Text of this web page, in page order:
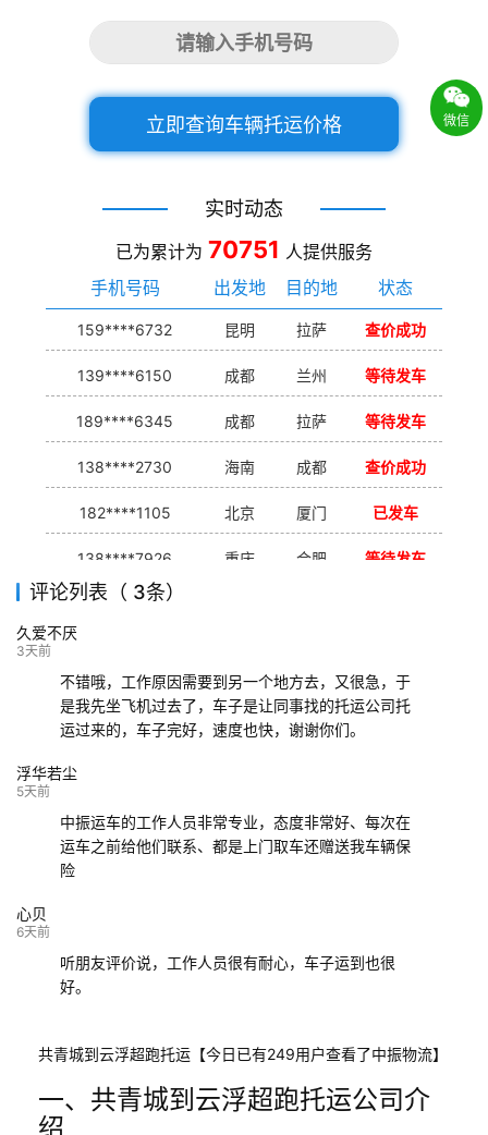
立即查询车辆托运价格
实时动态
已为累计为 70751 人提供服务
手机号码
出发地 目的地 状态
159****6732 昆明 拉萨 查价成功
139****6150 成都 兰州 等待发车
189****6345 成都 拉萨 等待发车
138****2730 海南 成都 查价成功
182****1105 北京 厦门 已发车
138****7926 重庆 合肥 等待发车
139****9233
评论列表（ 3条）
久爱不厌
3天前
不错哦，工作原因需要到另一个地方去，又很急，于
是我先坐飞机过去了，车子是让同事找的托运公司托
运过来的，车子完好，速度也快，谢谢你们。
浮华若尘
5天前
中振运车的工作人员非常专业，态度非常好、每次在
运车之前给他们联系、都是上门取车还赠送我车辆保
险
心贝
6天前
听朋友评价说，工作人员很有耐心，车子运到也很
好。
共青城到云浮超跑托运【今日已有249用户查看了中振物流】
一、共青城到云浮超跑托运公司介
绍
微信